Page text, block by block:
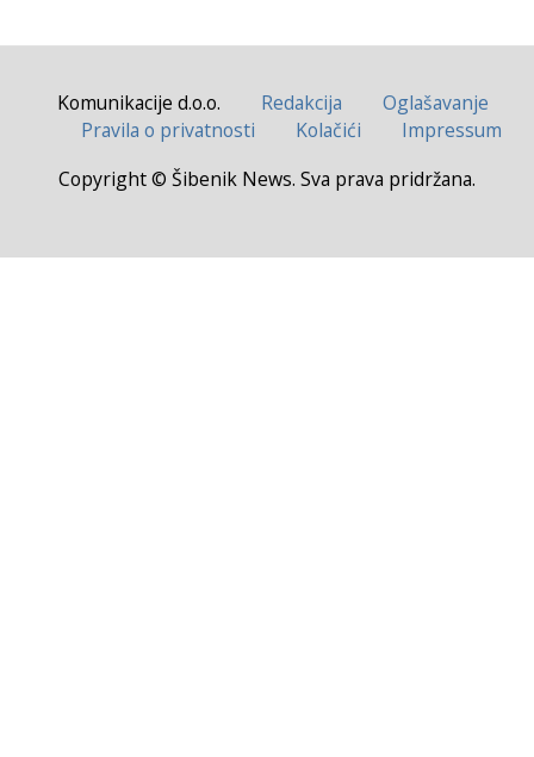
Komunikacije d.o.o. Redakcija
Oglašavanje
Pravila o privatnosti
Kolačići
Impressum
Copyright © Šibenik News. Sva prava pridržana.